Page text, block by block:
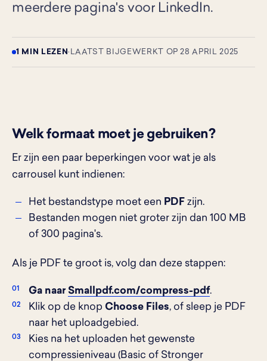
meerdere pagina's voor LinkedIn.
1 MIN LEZEN· LAATST BIJGEWERKT OP 28 APRIL 2025
Welk formaat moet je gebruiken?
Er zijn een paar beperkingen voor wat je als
carrousel kunt indienen:
Het bestandstype moet een PDF zijn.
Bestanden mogen niet groter zijn dan 100 MB
of 300 pagina's.
Als je PDF te groot is, volg dan deze stappen:
Ga naar Smallpdf.com/compress-pdf.
Klik op de knop Choose Files, of sleep je PDF
naar het uploadgebied.
Kies na het uploaden het gewenste
compressieniveau (Basic of Stronger